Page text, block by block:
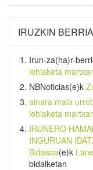
IRUZKIN
Irun-za(ha)r-
lehiaketa
NBNoticias(e)k
ainara maia
lehiaketa
IRUNERO
INGURUAN
Bidasoa(e)k
bidalketan